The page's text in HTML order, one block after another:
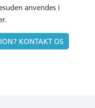
anvendes i
KONTAKT OS